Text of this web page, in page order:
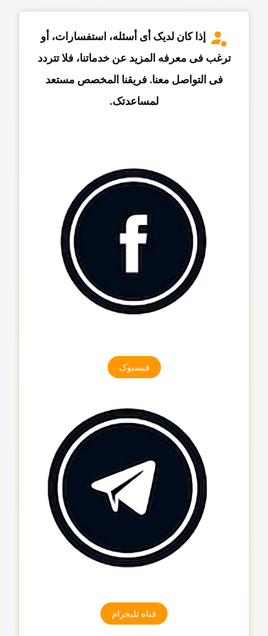
إذا کان لدیک أی أسئله، استفسارات، أو
ترغب فی معرفه المزید عن خدماتنا، فلا تتردد
فی التواصل معنا. فریقنا المخصص مستعد
لمساعدتک.
فیسبوک
قناه تلیجرام